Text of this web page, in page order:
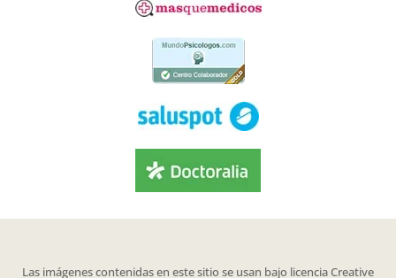
Las imágenes contenidas en este sitio se usan bajo licencia Creative